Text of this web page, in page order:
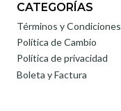
CATEGORÍAS
Términos y Condiciones
Política de Cambio
Política de privacidad
Boleta y Factura